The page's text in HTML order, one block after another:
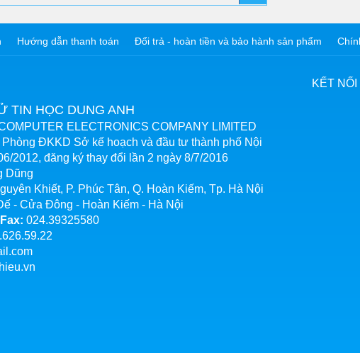
Hướng dẫn thanh toán Đổi trả - hoàn tiền và bảo hành sản phẩm
TIN HỌC DUNG ANH
ELECTRONICS COMPANY LIMITED
ĐKKD Sở kế hoạch và đầu tư thành phố Nội
2012, đăng ký thay đổi lần 2 ngày 8/7/2016
Dũng
Khiết, P. Phúc Tân, Q. Hoàn Kiếm, Tp. Hà Nội
- Cửa Đông - Hoàn Kiếm - Hà Nội
Fax: 024.39325580
KẾT